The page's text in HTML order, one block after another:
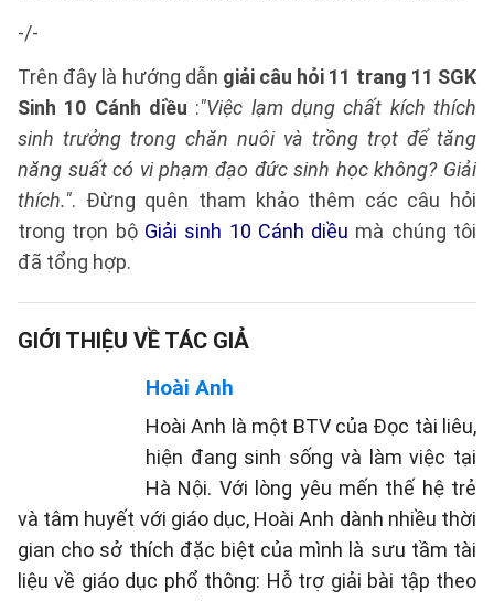
-/-
Trên đây là hướng dẫn giải câu hỏi 11 trang 11 SGK
Sinh 10 Cánh diều :"Việc lạm dụng chất kích thích
sinh trưởng trong chăn nuôi và trồng trọt để tăng
năng suất có vi phạm đạo đức sinh học không? Giải
thích.". Đừng quên tham khảo thêm các câu hỏi
trong trọn bộ Giải sinh 10 Cánh diều mà chúng tôi
đã tổng hợp.
GIỚI THIỆU VỀ TÁC GIẢ
Hoài Anh
Hoài Anh là một BTV của Đọc tài liêu,
hiện đang sinh sống và làm việc tại
Hà Nội. Với lòng yêu mến thế hệ trẻ
và tâm huyết với giáo dục, Hoài Anh dành nhiều thời
gian cho sở thích đặc biệt của mình là sưu tầm tài
liệu về giáo dục phổ thông: Hỗ trợ giải bài tập theo